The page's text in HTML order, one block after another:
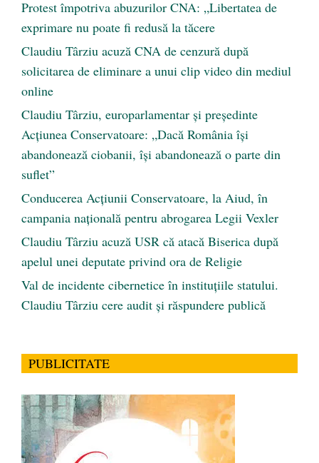
Protest împotriva abuzurilor CNA: „Libertatea de
exprimare nu poate fi redusă la tăcere
Claudiu Târziu acuză CNA de cenzură după
solicitarea de eliminare a unui clip video din mediul
online
Claudiu Târziu, europarlamentar și președinte
Acțiunea Conservatoare: „Dacă România își
abandonează ciobanii, își abandonează o parte din
suflet”
Conducerea Acțiunii Conservatoare, la Aiud, în
campania națională pentru abrogarea Legii Vexler
Claudiu Târziu acuză USR că atacă Biserica după
apelul unei deputate privind ora de Religie
Val de incidente cibernetice în instituțiile statului.
Claudiu Târziu cere audit și răspundere publică
PUBLICITATE